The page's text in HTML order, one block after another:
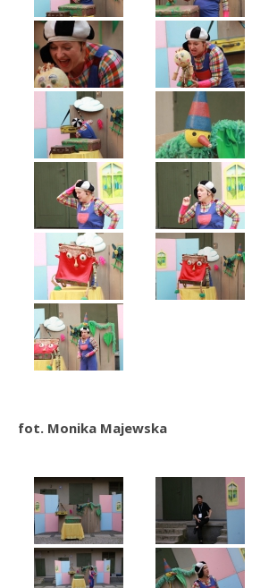
fot. Monika Majewska